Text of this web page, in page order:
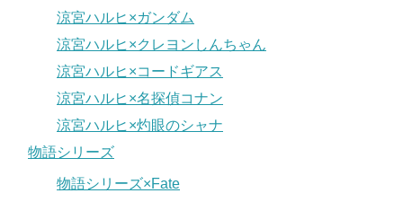
涼宮ハルヒ×ガンダム
涼宮ハルヒ×クレヨンしんちゃん
涼宮ハルヒ×コードギアス
涼宮ハルヒ×名探偵コナン
涼宮ハルヒ×灼眼のシャナ
物語シリーズ
物語シリーズ×Fate